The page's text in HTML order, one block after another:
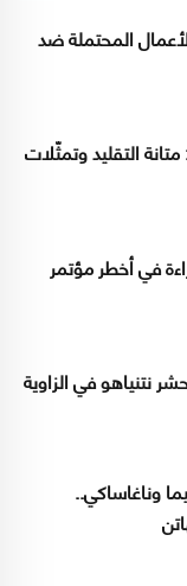
المحتملة ضد
متانة التقليد وتمثّلات
في أخطر مؤتمر
نتنياهو في الزاوية
وناغاساكي..